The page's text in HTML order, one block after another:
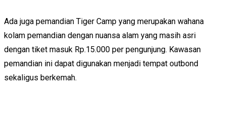
Ada juga pemandian Tiger Camp yang merupakan wahana
kolam pemandian dengan nuansa alam yang masih asri
dengan tiket masuk Rp.15.000 per pengunjung. Kawasan
pemandian ini dapat digunakan menjadi tempat outbond
sekaligus berkemah.